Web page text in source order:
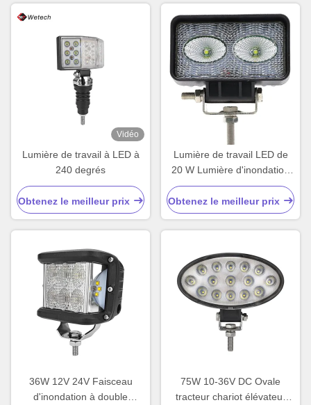
Vidéo
Lumière de travail à LED à
240 degrés
Obtenez le meilleur prix
Lumière de travail LED de
20 W Lumière d'inondation
pour tracteur de moto
Obtenez le meilleur prix
36W 12V 24V Faisceau
d'inondation à double
75W 10-36V DC Ovale
tracteur chariot élévateur